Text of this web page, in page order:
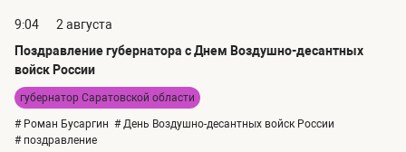
9:04
2 августа
Поздравление губернатора с Днем Воздушно-десантных
войск России
губернатор Саратовской области
# Роман Бусаргин # День Воздушно-десантных войск России
# поздравление